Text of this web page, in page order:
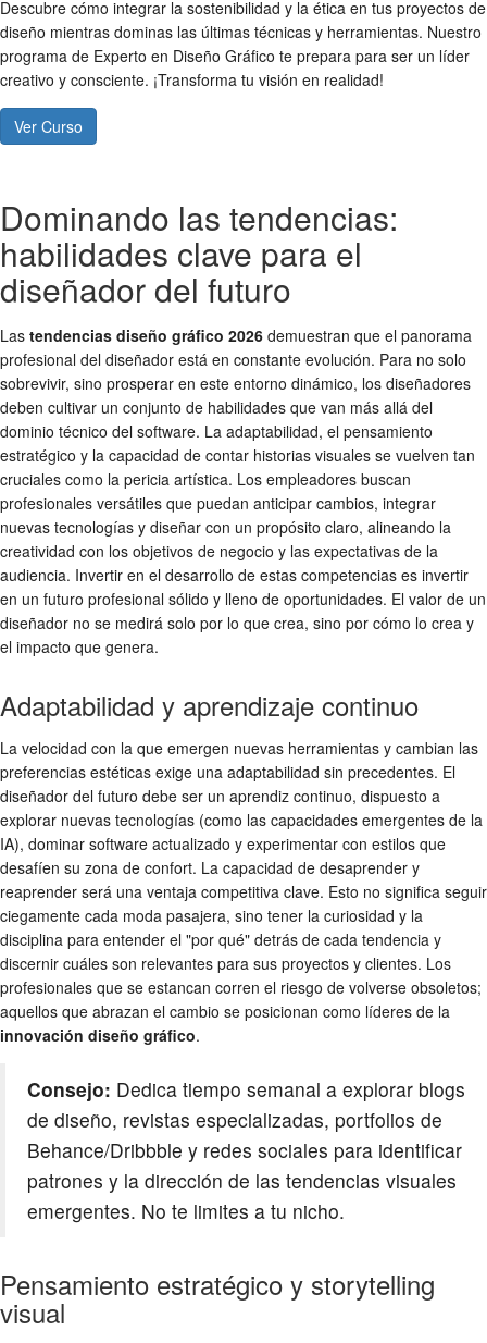
Descubre cómo integrar la sostenibilidad y la ética en tus proyectos de
diseño mientras dominas las últimas técnicas y herramientas. Nuestro
programa de Experto en Diseño Gráfico te prepara para ser un líder
creativo y consciente. ¡Transforma tu visión en realidad!
Ver Curso
Dominando las tendencias:
habilidades clave para el
diseñador del futuro
Las tendencias diseño gráfico 2026 demuestran que el panorama
profesional del diseñador está en constante evolución. Para no solo
sobrevivir, sino prosperar en este entorno dinámico, los diseñadores
deben cultivar un conjunto de habilidades que van más allá del
dominio técnico del software. La adaptabilidad, el pensamiento
estratégico y la capacidad de contar historias visuales se vuelven tan
cruciales como la pericia artística. Los empleadores buscan
profesionales versátiles que puedan anticipar cambios, integrar
nuevas tecnologías y diseñar con un propósito claro, alineando la
creatividad con los objetivos de negocio y las expectativas de la
audiencia. Invertir en el desarrollo de estas competencias es invertir
en un futuro profesional sólido y lleno de oportunidades. El valor de un
diseñador no se medirá solo por lo que crea, sino por cómo lo crea y
el impacto que genera.
Adaptabilidad y aprendizaje continuo
La velocidad con la que emergen nuevas herramientas y cambian las
preferencias estéticas exige una adaptabilidad sin precedentes. El
diseñador del futuro debe ser un aprendiz continuo, dispuesto a
explorar nuevas tecnologías (como las capacidades emergentes de la
IA), dominar software actualizado y experimentar con estilos que
desafíen su zona de confort. La capacidad de desaprender y
reaprender será una ventaja competitiva clave. Esto no significa seguir
ciegamente cada moda pasajera, sino tener la curiosidad y la
disciplina para entender el "por qué" detrás de cada tendencia y
discernir cuáles son relevantes para sus proyectos y clientes. Los
profesionales que se estancan corren el riesgo de volverse obsoletos;
aquellos que abrazan el cambio se posicionan como líderes de la
innovación diseño gráfico.
Consejo: Dedica tiempo semanal a explorar blogs
de diseño, revistas especializadas, portfolios de
Behance/Dribbble y redes sociales para identificar
patrones y la dirección de las tendencias visuales
emergentes. No te limites a tu nicho.
Pensamiento estratégico y storytelling
visual